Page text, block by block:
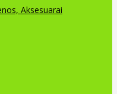
Aksesuarai